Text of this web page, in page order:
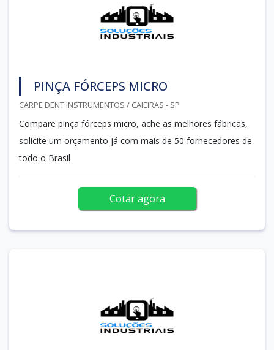
PINÇA FÓRCEPS MICRO
CARPE DENT INSTRUMENTOS / CAIEIRAS - SP
Compare pinça fórceps micro, ache as melhores fábricas,
solicite um orçamento já com mais de 50 fornecedores de
todo o Brasil
Cotar agora